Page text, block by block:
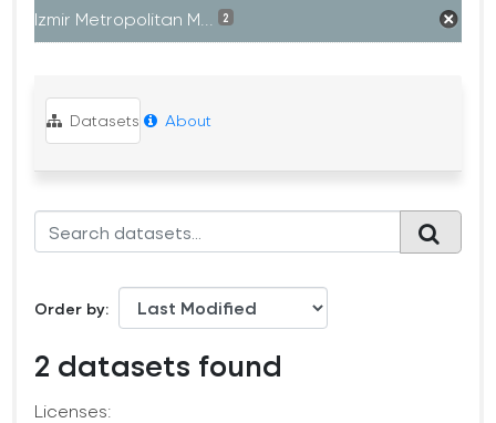
Izmir Metropolitan M... 2
Datasets About
Order by
2 datasets found
Licenses: